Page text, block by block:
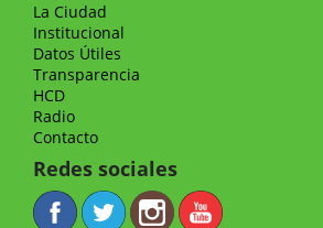
La Ciudad
Institucional
Datos Útiles
Transparencia
HCD
Radio
Contacto
Redes sociales